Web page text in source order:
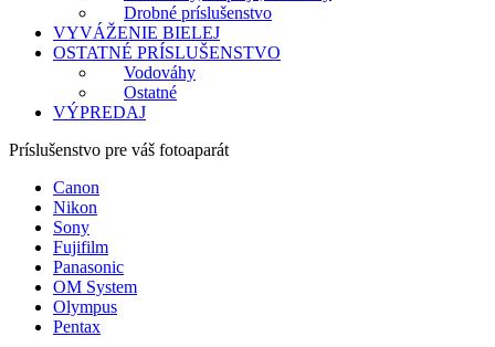
Drobné príslušenstvo
VYVÁŽENIE BIELEJ
OSTATNÉ PRÍSLUŠENSTVO
Vodováhy
Ostatné
VÝPREDAJ
Príslušenstvo pre váš fotoaparát
Canon
Nikon
Sony
Fujifilm
Panasonic
OM System
Olympus
Pentax